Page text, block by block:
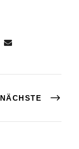
NÄCHSTE